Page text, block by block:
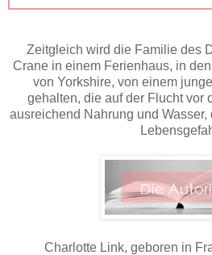
Zeitgleich wird die Familie des
Crane in einem Ferienhaus, in
von Yorkshire, von einem
gehalten, die auf der Flucht vor
ausreichend Nahrung und
Charlotte Link, geboren in